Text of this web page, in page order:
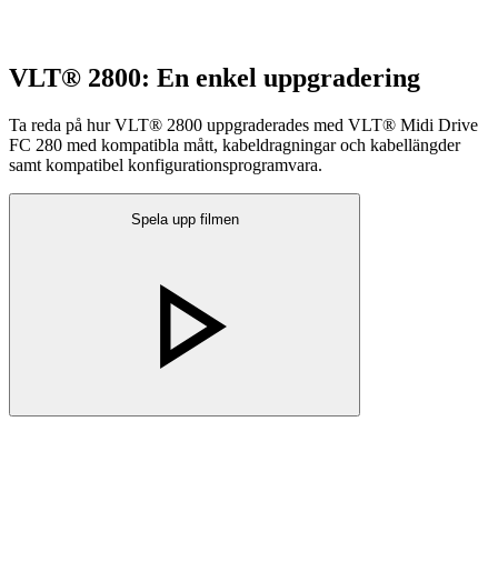
VLT® 2800: En enkel uppgradering
Ta reda på hur VLT® 2800 uppgraderades med VLT® Midi Drive
FC 280 med kompatibla mått, kabeldragningar och kabellängder
samt kompatibel konfigurationsprogramvara.
Spela upp filmen